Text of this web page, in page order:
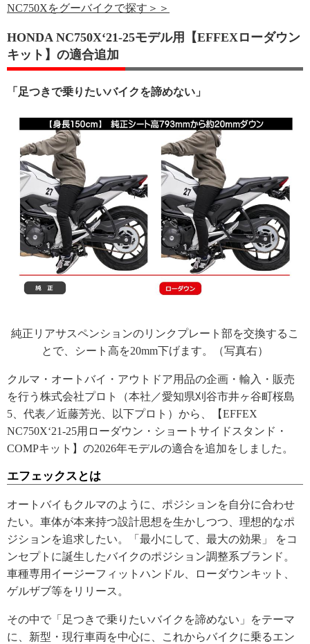
NC750Xをグーバイクで探す＞＞
HONDA NC750X‘21-25モデル用【EFFEXローダウン
キット】の適合追加
「足つきで乗りたいバイクを諦めない」
純正リアサスペンションのリンクプレート部を交換するこ
とで、シート高を20mm下げます。（写真右）
クルマ・オートバイ・アウトドア用品の企画・輸入・販売
を行う株式会社プロト（本社／愛知県刈谷市井ヶ谷町桜島
5、代表／近藤芳光、以下プロト）から、【EFFEX
NC750X‘21-25用ローダウン・ショートサイドスタンド・
COMPキット】の2026年モデルの適合を追加をしました。
エフェックスとは
オートバイもクルマのように、ポジションを自分に合わせ
たい。車体が本来持つ設計思想を生かしつつ、理想的なポ
ジションを追求したい。「最小にして、最大の効果」 をコ
ンセプトに誕生したバイクのポジション調整系ブランド。
車種専用イージーフィットハンドル、ローダウンキット、
ゲルザブ等をリリース。
その中で「足つきで乗りたいバイクを諦めない」をテーマ
に、新型・現行車両を中心に、これからバイクに乗るエン